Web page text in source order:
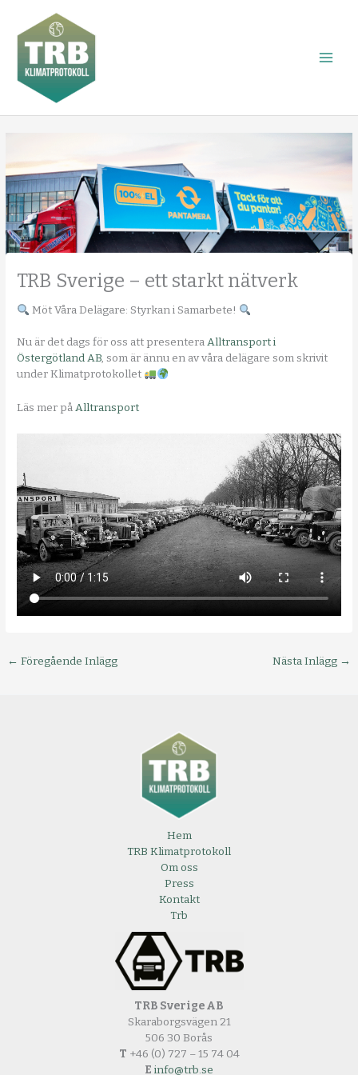
innehåll
TRB Sverige – ett starkt nätverk
Möt Våra Delägare: Styrkan i Samarbete!
Nu är det dags för oss att presenteraAlltransport i
Östergötland AB, som är ännu en av våra delägare som skrivit
under Klimatprotokollet
Läs mer påAlltransport
← Föregående Inlägg Nästa Inlägg →
Hem
TRB Klimatprotokoll
Om oss
Press
Kontakt
Trb
TRB Sverige AB
Skaraborgsvägen 21
506 30 Borås
T +46 (0) 727 – 15 74 04
E info@trb.se